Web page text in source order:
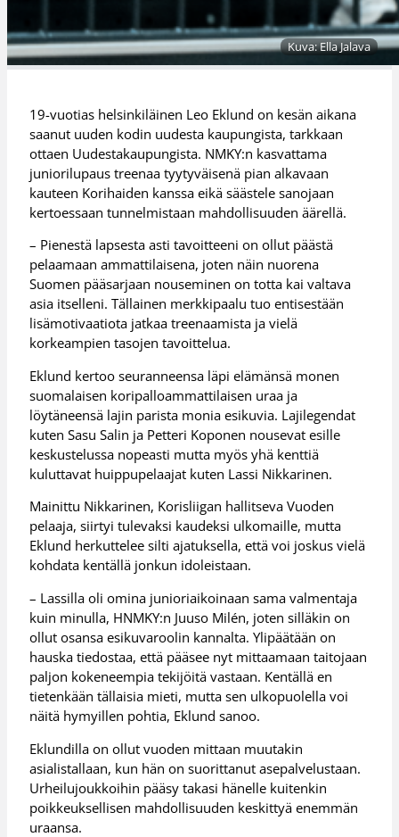
Kuva: Ella Jalava
19-vuotias helsinkiläinen Leo Eklund on kesän aikana
saanut uuden kodin uudesta kaupungista, tarkkaan
ottaen Uudestakaupungista. NMKY:n kasvattama
juniorilupaus treenaa tyytyväisenä pian alkavaan
kauteen Korihaiden kanssa eikä säästele sanojaan
kertoessaan tunnelmistaan mahdollisuuden äärellä.
– Pienestä lapsesta asti tavoitteeni on ollut päästä
pelaamaan ammattilaisena, joten näin nuorena
Suomen pääsarjaan nouseminen on totta kai valtava
asia itselleni. Tällainen merkkipaalu tuo entisestään
lisämotivaatiota jatkaa treenaamista ja vielä
korkeampien tasojen tavoittelua.
Eklund kertoo seuranneensa läpi elämänsä monen
suomalaisen koripalloammattilaisen uraa ja
löytäneensä lajin parista monia esikuvia. Lajilegendat
kuten Sasu Salin ja Petteri Koponen nousevat esille
keskustelussa nopeasti mutta myös yhä kenttiä
kuluttavat huippupelaajat kuten Lassi Nikkarinen.
Mainittu Nikkarinen, Korisliigan hallitseva Vuoden
pelaaja, siirtyi tulevaksi kaudeksi ulkomaille, mutta
Eklund herkuttelee silti ajatuksella, että voi joskus vielä
kohdata kentällä jonkun idoleistaan.
– Lassilla oli omina junioriaikoinaan sama valmentaja
kuin minulla, HNMKY:n Juuso Milén, joten silläkin on
ollut osansa esikuvaroolin kannalta. Ylipäätään on
hauska tiedostaa, että pääsee nyt mittaamaan taitojaan
paljon kokeneempia tekijöitä vastaan. Kentällä en
tietenkään tällaisia mieti, mutta sen ulkopuolella voi
näitä hymyillen pohtia, Eklund sanoo.
Eklundilla on ollut vuoden mittaan muutakin
asialistallaan, kun hän on suorittanut asepalvelustaan.
Urheilujoukkoihin pääsy takasi hänelle kuitenkin
poikkeuksellisen mahdollisuuden keskittyä enemmän
uraansa.